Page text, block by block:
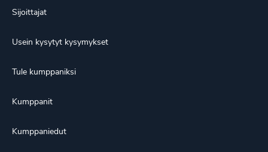
Sijoittajat
Usein kysytyt kysymykset
Tule kumppaniksi
Kumppanit
Kumppaniedut